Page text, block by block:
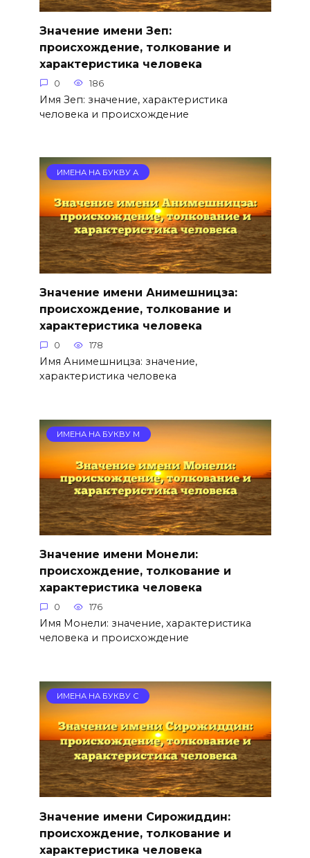
Значение имени Зеп:
происхождение, толкование и
характеристика человека
0 186
Имя Зеп: значение, характеристика
человека и происхождение
ИМЕНА НА БУКВУ А
Значение имени Анимешницза:
происхождение, толкование и
характеристика человека
0 178
Имя Анимешницза: значение,
характеристика человека
ИМЕНА НА БУКВУ М
Значение имени Монели:
происхождение, толкование и
характеристика человека
0 176
Имя Монели: значение, характеристика
человека и происхождение
ИМЕНА НА БУКВУ С
Значение имени Сирожиддин:
происхождение, толкование и
характеристика человека